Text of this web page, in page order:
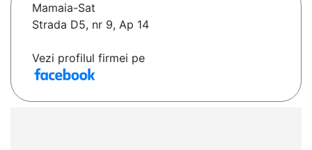
Mamaia-Sat
Strada D5, nr 9, Ap 14
Vezi profilul firmei pe